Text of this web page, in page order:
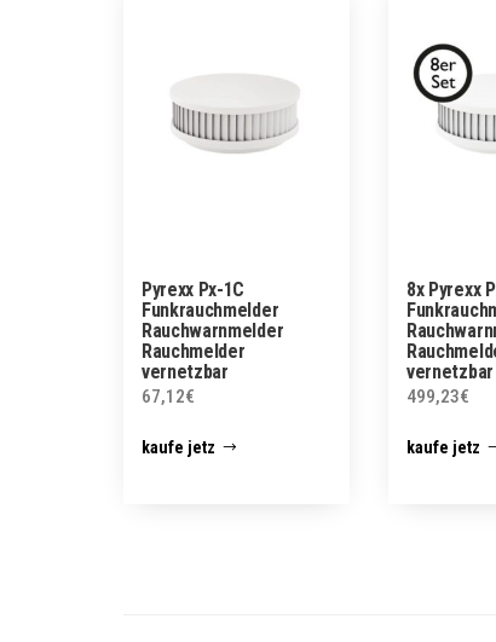
Pyrexx Px-1C
Funkrauchmelder
Rauchwarnmelder
Rauchmelder
vernetzbar
67,12€
kaufe jetz
8x Pyrexx
vernetzbar
499,23€
kaufe jetz